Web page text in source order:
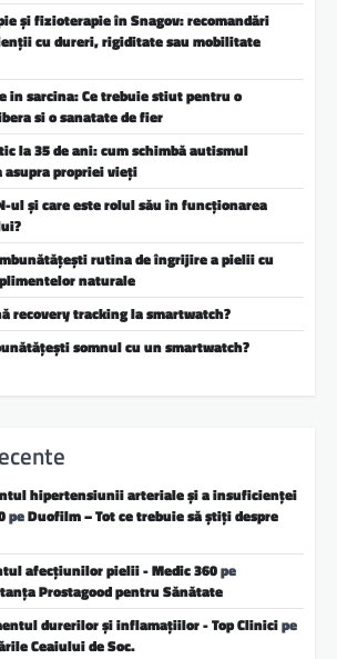
și fizioterapie în Snagov: recomandări
cu dureri, rigiditate sau mobilitate
in sarcina: Ce trebuie stiut pentru o
si o sanatate de fier
la 35 de ani: cum schimbă autismul
asupra propriei vieți
ul și care este rolul său în funcționarea
rutina de îngrijire a pielii cu
naturale
recovery tracking la smartwatch?
somnul cu un smartwatch?
hipertensiunii arteriale și a insuficienței
peDuofilm – Tot ce trebuie să știți despre
afecțiunilor pielii - Medic 360pe
Prostagood pentru Sănătate
durerilor și inflamațiilor - Top Clinicipe
Ceaiului de Soc.